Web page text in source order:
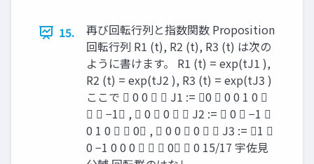
15.
再び回転行列と指数関数 Proposition
回転行列 R1 (t), R2 (t), R3 (t) は次の
ように書けます。 R1 (t) = exp(tJ1 ),
R2 (t) = exp(tJ2 ), R3 (t) = exp(tJ3 )
ここで  0 0   J1 := 0  0 0 1 0 
  −1 ,  0  0   J2 :=  0  −1 
0 1 0   0 ,  0 0  0   J3 := 1 
0 −1 0 0 0    0  0 15/17 宇佐見